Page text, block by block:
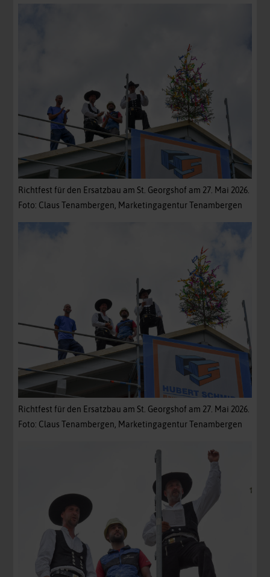
Richtfest für den Ersatzbau am St. Georgshof am 27. Mai 2026.
Foto: Claus Tenambergen, Marketingagentur Tenambergen
Richtfest für den Ersatzbau am St. Georgshof am 27. Mai 2026.
Foto: Claus Tenambergen, Marketingagentur Tenambergen